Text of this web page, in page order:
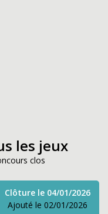
les jeux
clos
Clôture le 04/01/2026
Ajouté le 02/01/2026